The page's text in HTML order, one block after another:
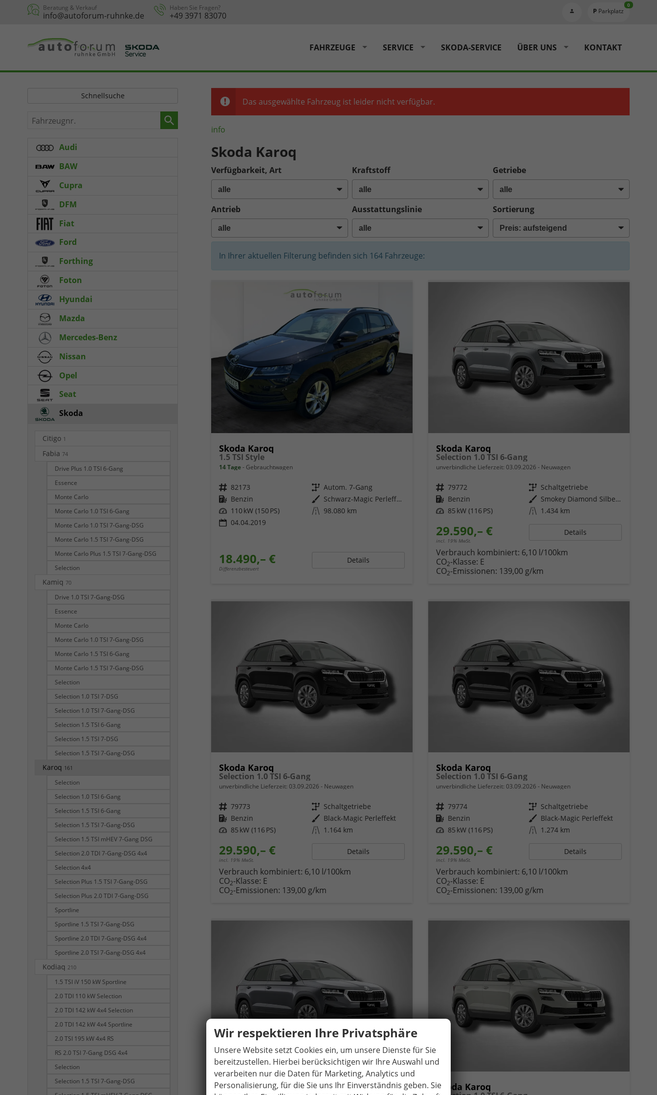
Beratung & Verkauf
info@autoforum-ruhnke.de
Haben Sie Fragen?
+49 3971 83070 Parkplatz
0
FAHRZEUGE SERVICE SKODA-SERVICE ÜBER UNS KONTAKT
Das ausgewählte Fahrzeug ist leider nicht verfügbar.
info
Skoda Karoq
Verfügbarkeit, Art Kraftstoff Getriebe
Antrieb Ausstattungslinie Sortierung
In Ihrer aktuellen Filterung befinden sich 164Fahrzeuge:
Skoda Karoq
1.5 TSI Style
14 Tage Gebrauchtwagen
Fahrzeugnr. 82173 Getriebe Autom. 7-Gang
Kraftstoff Benzin Außenfarbe
Schwarz-Magic Perleffekt
Leistung 110 kW (150 PS) Kilometerstand 98.080 km
04.04.2019
18.490,– €
Differenzbesteuert
Details
Skoda Karoq
Selection 1.0 TSI 6-Gang
unverbindliche Lieferzeit: 03.09.2026 Neuwagen
Fahrzeugnr. 79772 Getriebe Schaltgetriebe
Kraftstoff Benzin Außenfarbe
Smokey Diamond Silber Metallic
Leistung 85 kW (116 PS) Kilometerstand 1.434 km
29.590,– €
incl. 19% MwSt.
Details
Verbrauch kombiniert: 6,10 l/100km
CO2-Klasse: E
CO2-Emissionen: 139,00 g/km
Skoda Karoq
Selection 1.0 TSI 6-Gang
unverbindliche Lieferzeit: 03.09.2026 Neuwagen
Fahrzeugnr. 79773 Getriebe Schaltgetriebe
Kraftstoff Benzin Außenfarbe Black-Magic Perleffekt
Leistung 85 kW (116 PS) Kilometerstand 1.164 km
29.590,– €
incl. 19% MwSt.
Details
Verbrauch kombiniert: 6,10 l/100km
CO2-Klasse: E
CO2-Emissionen: 139,00 g/km
Skoda Karoq
Selection 1.0 TSI 6-Gang
unverbindliche Lieferzeit: 03.09.2026 Neuwagen
Fahrzeugnr. 79774 Getriebe Schaltgetriebe
Kraftstoff Benzin Außenfarbe Black-Magic Perleffekt
Leistung 85 kW (116 PS) Kilometerstand 1.274 km
29.590,– €
incl. 19% MwSt.
Details
Verbrauch kombiniert: 6,10 l/100km
CO2-Klasse: E
CO2-Emissionen: 139,00 g/km
Skoda Karoq Skoda Karoq
Schnellsuche
Fahrzeugnr.
Audi
BAW
Cupra
DFM
Fiat
Ford
Forthing
Foton
Hyundai
Mazda
Mercedes-Benz
Nissan
Opel
Seat
Skoda
Citigo 1
Fabia 74
Drive Plus 1.0 TSI 6-Gang
Essence
Monte Carlo
Monte Carlo 1.0 TSI 6-Gang
Monte Carlo 1.0 TSI 7-Gang-DSG
Monte Carlo 1.5 TSI 7-Gang-DSG
Monte Carlo Plus 1.5 TSI 7-Gang-DSG
Selection
Kamiq 70
Drive 1.0 TSI 7-Gang-DSG
Essence
Monte Carlo
Monte Carlo 1.0 TSI 7-Gang-DSG
Monte Carlo 1.5 TSI 6-Gang
Monte Carlo 1.5 TSI 7-Gang-DSG
Selection
Selection 1.0 TSI 7-DSG
Selection 1.0 TSI 7-Gang-DSG
Selection 1.5 TSI 6-Gang
Selection 1.5 TSI 7-DSG
Selection 1.5 TSI 7-Gang-DSG
Karoq 161
Selection
Selection 1.0 TSI 6-Gang
Selection 1.5 TSI 6-Gang
Selection 1.5 TSI 7-Gang-DSG
Selection 1.5 TSI mHEV 7-Gang DSG
Selection 2.0 TDI 7-Gang-DSG 4x4
Selection 4x4
Selection Plus 1.5 TSI 7-Gang-DSG
Selection Plus 2.0 TDI 7-Gang-DSG
Sportline
Sportline 1.5 TSI 7-Gang-DSG
Sportline 2.0 TDI 7-Gang-DSG 4x4
Sportline 2.0 TSI 7-Gang-DSG 4x4
Kodiaq 210
1.5 TSI iV 150 kW Sportline
2.0 TDI 110 kW Selection
2.0 TDI 142 kW 4x4 Selection
2.0 TDI 142 kW 4x4 Sportline
2.0 TSI 195 kW 4x4 RS
RS 2.0 TSI 7-Gang DSG 4x4
Selection
Selection 1.5 TSI 7-Gang-DSG
Wir respektieren Ihre Privatsphäre
Unsere Website setzt Cookies ein, um unsere Dienste für Sie
bereitzustellen. Hierbei berücksichtigen wir Ihre Auswahl und
verarbeiten nur die Daten für Marketing, Analytics und
Personalisierung, für die Sie uns Ihr Einverständnis geben. Sie